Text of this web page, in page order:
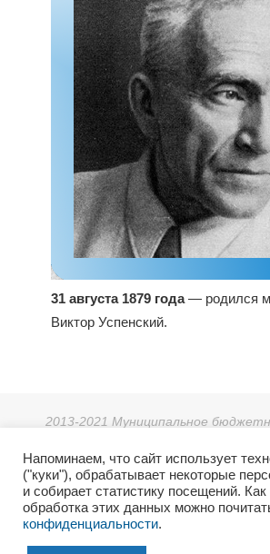
31 августа 1879 года— родился
Виктор Успенский.
2013-2021 Муниципальное
Зеи».
г. Зея, мкр. Светлый 38, тел: 8
2021г. Отдел культуры и архивного
Напоминаем, что сайт использует
("куки"), обрабатывает некоторые
и собирает статистику посещений.
обработка этих данных можно
конфиденциальности.